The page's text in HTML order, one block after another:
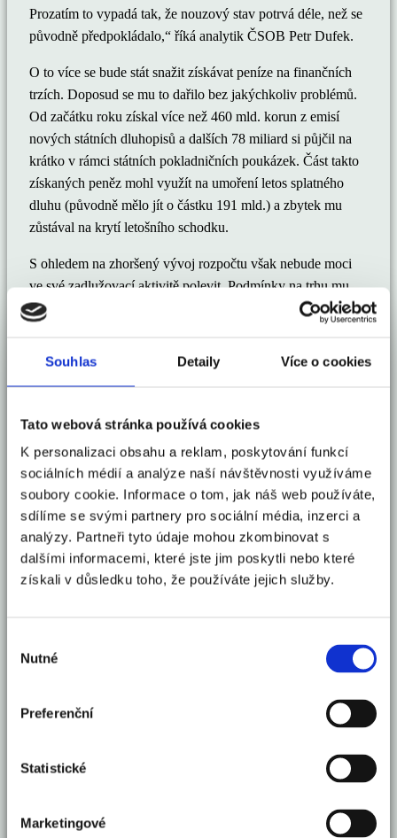
Souhlas Detaily Více o cookies
Tato webová stránka používá cookies
K personalizaci obsahu a reklam, poskytování funkcí
sociálních médií a analýze naší návštěvnosti využíváme
soubory cookie. Informace o tom, jak náš web používáte,
sdílíme se svými partnery pro sociální média, inzerci a
analýzy. Partneři tyto údaje mohou zkombinovat s
dalšími informacemi, které jste jim poskytli nebo které
získali v důsledku toho, že používáte jejich služby.
souhlasu
Nutné
Preferenční
Statistické
Marketingové
Prozatím to vypadá tak, že nouzový stav potrvá déle, než se
původně předpokládalo,“ říká analytik ČSOB Petr Dufek.
O to více se bude stát snažit získávat peníze na finančních
trzích. Doposud se mu to dařilo bez jakýchkoliv problémů.
Od začátku roku získal více než 460 mld. korun z emisí
nových státních dluhopisů a dalších 78 miliard si půjčil na
krátko v rámci státních pokladničních poukázek. Část takto
získaných peněz mohl využít na umoření letos splatného
dluhu (původně mělo jít o částku 191 mld.) a zbytek mu
zůstával na krytí letošního schodku.
S ohledem na zhoršený vývoj rozpočtu však nebude moci
ve své zadlužovací aktivitě polevit. Podmínky na trhu mu
stále nahrávají, neboť poptávka po českých papírech zůstává
Sdílet článek
Mohlo by Vás zajímat
Česko se zařadilo mezi 16 elitních
2026
Vloni v ČR zbankrotovalo 6 213
podnikatelů, o 16 % více než v roce
2024